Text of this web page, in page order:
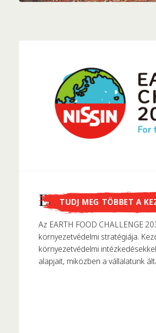
Earth Food
Az EARTH FOOD CHALLENGE
környezetvédelmi stratégiája.
környezetvédelmi
alapjait, miközben a vállalatunk
TUDJ MEG TÖBBET A
Tudtad, hogy...
…Momofuku Ando találta fel az
első instant ráment,